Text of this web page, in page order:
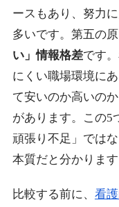
ースもあり、努力
多いです。第五の原
い」情報格差です
にくい職場環境に
て安いのか高いの
があります。この5
頑張り不足」では
本質だと分かります
比較する前に、 看